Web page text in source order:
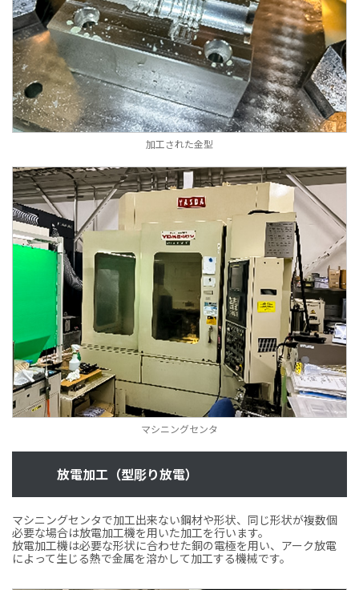
加工された金型
マシニングセンタ
放電加工（型彫り放電）
マシニングセンタで加工出来ない鋼材や形状、同じ形状が複数個
必要な場合は放電加工機を用いた加工を行います。
放電加工機は必要な形状に合わせた銅の電極を用い、アーク放電
によって生じる熱で金属を溶かして加工する機械です。